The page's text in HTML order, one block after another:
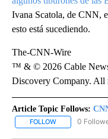
Ivana Scatola, de CNN,
esto está sucediendo.
The-CNN-Wire
™ & © 2026 Cable
Discovery Company. All
Article Topic Follows:
FOLLOW FOLLOW "CNN
0